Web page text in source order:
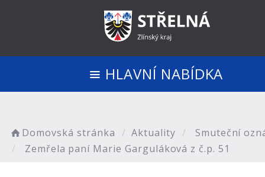
HLAVNÍ NABÍDKA
Domovská stránka Aktuality
Smuteční
Zemřela paní Marie Garguláková z č.p. 51